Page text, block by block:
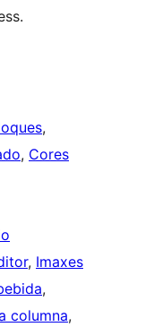
, Cores
, Imaxes
columna